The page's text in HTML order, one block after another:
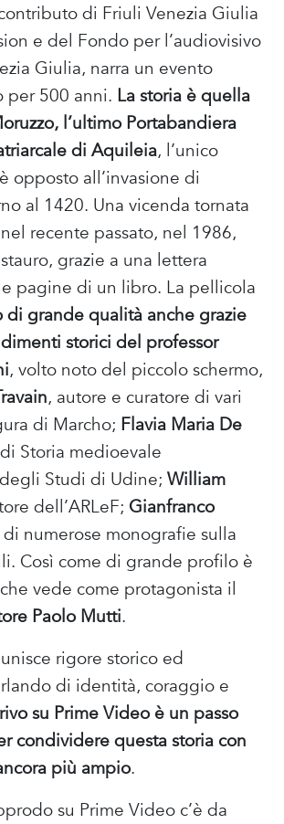
di Friuli Venezia Giulia
e del Fondo per l’audiovisivo
Giulia, narra un evento
per 500 anni. La storia è quella
l’ultimo Portabandiera
di Aquileia, l’unico
opposto all’invasione di
al 1420. Una vicenda tornata
recente passato, nel 1986,
grazie a una lettera
pagine di un libro. La pellicola
di grande qualità anche grazie
storici del professor
, volto noto del piccolo schermo,
, autore e curatore di vari
di Marcho; Flavia Maria De
Storia medioevale
degli Studi di Udine;William
dell’ARLeF; Gianfranco
numerose monografie sulla
Così come di grande profilo è
vede come protagonista il
Paolo Mutti.
rigore storico ed
di identità, coraggio e
su Prime Video è un passo
condividere questa storia con
più ampio.
su Prime Video c’è da